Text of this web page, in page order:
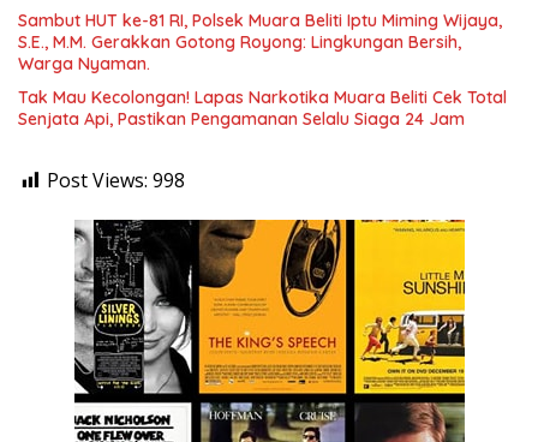
Sambut HUT ke-81 RI, Polsek Muara Beliti Iptu Miming Wijaya,
S.E., M.M. Gerakkan Gotong Royong: Lingkungan Bersih,
Warga Nyaman.
Tak Mau Kecolongan! Lapas Narkotika Muara Beliti Cek Total
Senjata Api, Pastikan Pengamanan Selalu Siaga 24 Jam
Post Views: 998